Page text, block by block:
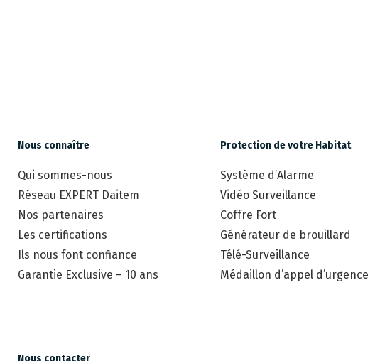
Nous connaître
Qui sommes-nous
Réseau EXPERT Daitem
Nos partenaires
Les certifications
Ils nous font confiance
Garantie Exclusive – 10 ans
Protection de votre Habitat
Système d’Alarme
Vidéo Surveillance
Coffre Fort
Générateur de brouillard
Télé-Surveillance
Médaillon d’appel d’urgence
Nous contacter